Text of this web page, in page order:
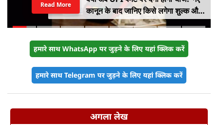
कानून के बाद जानिए किसे लगेगा शुल्क और
किसे नहीं
Read More
हमारे साथ WhatsApp पर जुड़ने के लिए यहां क्लिक करें
हमारे साथ Telegram पर जुड़ने के लिए यहां क्लिक करें
अगला लेख